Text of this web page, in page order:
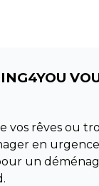
vos rêves ou
en
un